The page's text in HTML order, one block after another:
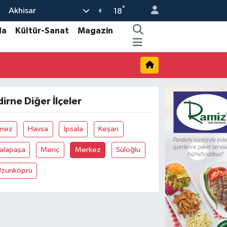
Akhisar 18°
Kültür-Sanat
Magazin
Diğer İlçeler
Havsa İpsala Keşan
Meriç Merkez Süloğlu